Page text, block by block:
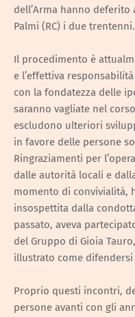
dell’Arma hanno
Palmi (RC) i due trentenni.
Il procedimento è
e l’effettiva
con la fondatezza delle
saranno vagliate nel
escludono ulteriori
in favore delle persone
Ringraziamenti per
dalle autorità locali e
momento di convivialità,
insospettita dalla
passato, aveva
del Gruppo di Gioia
illustrato come
Proprio questi incontri,
persone avanti con gli